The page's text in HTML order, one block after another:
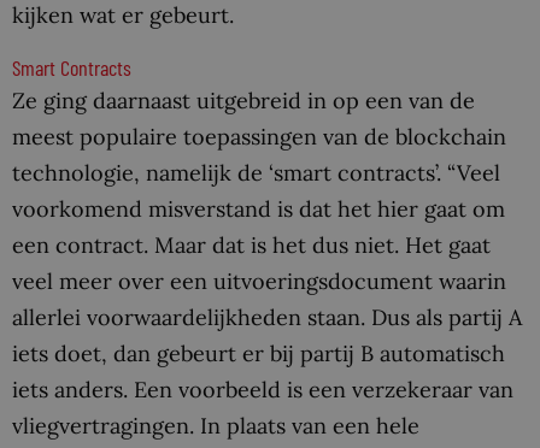
kijken wat er gebeurt.
Smart Contracts
Ze ging daarnaast uitgebreid in op een van de
meest populaire toepassingen van de blockchain
technologie, namelijk de ‘smart contracts’. “Veel
voorkomend misverstand is dat het hier gaat om
een contract. Maar dat is het dus niet. Het gaat
veel meer over een uitvoeringsdocument waarin
allerlei voorwaardelijkheden staan. Dus als partij A
iets doet, dan gebeurt er bij partij B automatisch
iets anders. Een voorbeeld is een verzekeraar van
vliegvertragingen. In plaats van een hele